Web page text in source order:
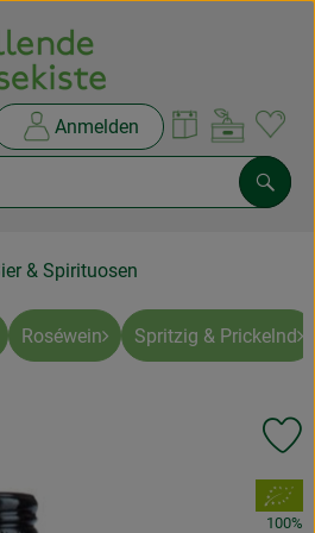
Anmelden
öffnen oder
& Spirituosen
Roséwein Spritzig & Prickelnd
, Verband:
100%